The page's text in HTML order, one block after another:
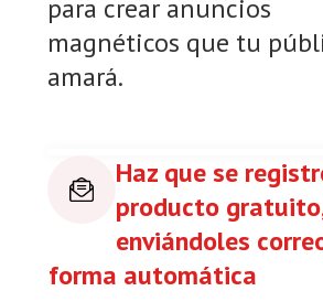
para crear anuncios
magnéticos que tu
amará.
Haz que se
producto
enviándoles
forma automática